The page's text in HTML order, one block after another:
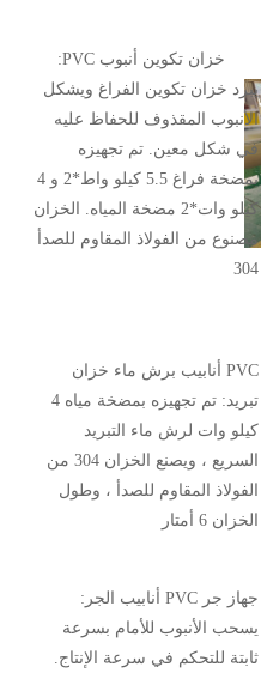
خزان تكوين أنبوب PVC:
يبرد خزان تكوين الفراغ ويشكل
الأنبوب المقذوف للحفاظ عليه
في شكل معين. تم تجهيزه
بمضخة فراغ 5.5 كيلو واط*2 و 4
كيلو وات*2 مضخة المياه. الخزان
مصنوع من الفولاذ المقاوم للصدأ
304
PVC أنابيب برش ماء خزان
تبريد: تم تجهيزه بمضخة مياه 4
كيلو وات لرش ماء التبريد
السريع ، ويصنع الخزان 304 من
الفولاذ المقاوم للصدأ ، وطول
الخزان 6 أمتار
جهاز جر PVC أنابيب الجر:
يسحب الأنبوب للأمام بسرعة
ثابتة للتحكم في سرعة الإنتاج.